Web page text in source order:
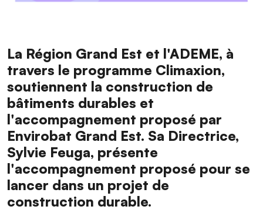
La Région Grand Est et l'ADEME, à
travers le programme Climaxion,
soutiennent la construction de
bâtiments durables et
l'accompagnement proposé par
Envirobat Grand Est. Sa Directrice,
Sylvie Feuga, présente
l'accompagnement proposé pour se
lancer dans un projet de
construction durable.